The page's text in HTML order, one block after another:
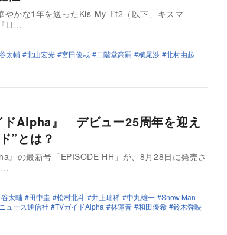
かな1年を送ったKis-My-Ft2（以下、キスマ
LI…
太輔 北山宏光 宮田俊哉 二階堂高嗣 横尾渉
北村由起
ドAlpha』 デビュー25周年を迎え
”とは？
』の最新号「EPISODE HH」が、8月28日に発売さ
…
太輔 田中圭 松村北斗 井上瑞稀 中丸雄一
Snow Man
ュース通信社 TVガイドAlpha 林蓮音 和田優希
鈴木舜映